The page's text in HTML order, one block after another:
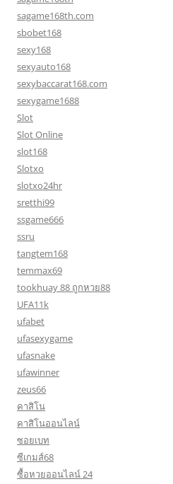
sagame168th.com
sbobet168
sexy168
sexyauto168
sexybaccarat168.com
sexygame1688
Slot
Slot Online
slot168
Slotxo
slotxo24hr
sretthi99
ssgame666
ssru
tangtem168
temmax69
tookhuay 88 ถูกหวย88
UFA11k
ufabet
ufasexygame
ufasnake
ufawinner
zeus66
คาสิโน
คาสิโนออนไลน์
ซอยเบท
ซีเกมส์68
ซื้อหวยออนไลน์ 24